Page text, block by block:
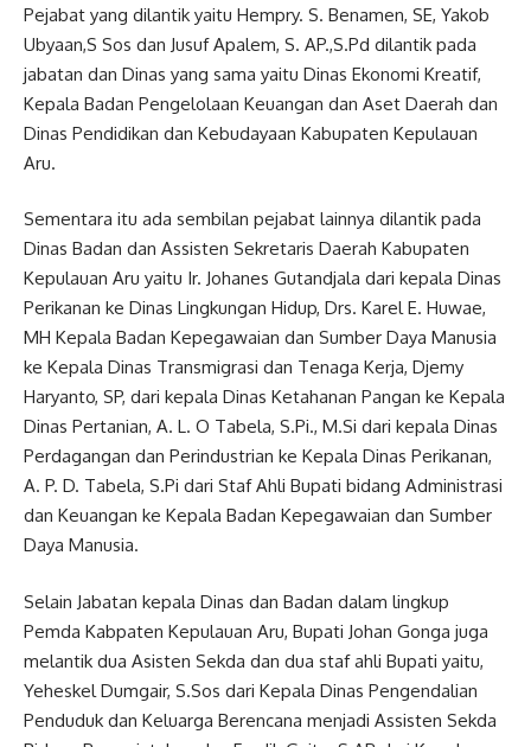
Pejabat yang dilantik yaitu Hempry. S. Benamen, SE, Yakob
Ubyaan,S Sos dan Jusuf Apalem, S. AP.,S.Pd dilantik pada
jabatan dan Dinas yang sama yaitu Dinas Ekonomi Kreatif,
Kepala Badan Pengelolaan Keuangan dan Aset Daerah dan
Dinas Pendidikan dan Kebudayaan Kabupaten Kepulauan
Aru.
Sementara itu ada sembilan pejabat lainnya dilantik pada
Dinas Badan dan Assisten Sekretaris Daerah Kabupaten
Kepulauan Aru yaitu Ir. Johanes Gutandjala dari kepala Dinas
Perikanan ke Dinas Lingkungan Hidup, Drs. Karel E. Huwae,
MH Kepala Badan Kepegawaian dan Sumber Daya Manusia
ke Kepala Dinas Transmigrasi dan Tenaga Kerja, Djemy
Haryanto, SP, dari kepala Dinas Ketahanan Pangan ke Kepala
Dinas Pertanian, A. L. O Tabela, S.Pi., M.Si dari kepala Dinas
Perdagangan dan Perindustrian ke Kepala Dinas Perikanan,
A. P. D. Tabela, S.Pi dari Staf Ahli Bupati bidang Administrasi
dan Keuangan ke Kepala Badan Kepegawaian dan Sumber
Daya Manusia.
Selain Jabatan kepala Dinas dan Badan dalam lingkup
Pemda Kabpaten Kepulauan Aru, Bupati Johan Gonga juga
melantik dua Asisten Sekda dan dua staf ahli Bupati yaitu,
Yeheskel Dumgair, S.Sos dari Kepala Dinas Pengendalian
Penduduk dan Keluarga Berencana menjadi Assisten Sekda